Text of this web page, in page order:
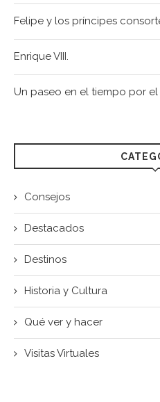
Felipe y los príncipes
Enrique VIII.
Un paseo en el tiempo por el
Consejos
Destacados
Destinos
Historia y Cultura
Qué ver y hacer
Visitas Virtuales